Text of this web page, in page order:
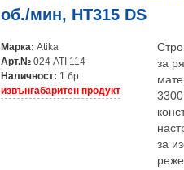
об./мин, HT315 DS
Марка: Atika
Арт.№ 024 ATI 114
Наличност: 1 бр
извънгабаритен продукт
за
за